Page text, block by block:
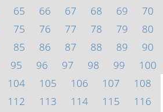
65 66 67 68 69
70
75 76 77 78 79
80
85 86 87 88 89
90
95 96 97 98 99
100
104 105 106 107
108
112 113 114 115
116